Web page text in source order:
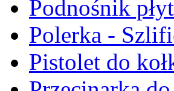
Podnośnik
Polerka -
Pistolet do